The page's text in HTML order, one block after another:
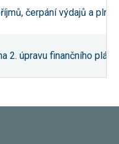
čerpání výdajů a
2. úpravu finančního